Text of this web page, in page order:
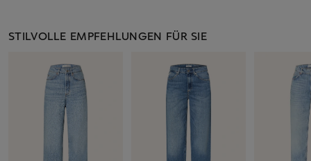
STILVOLLE EMPFEHLUNGEN FÜR SIE